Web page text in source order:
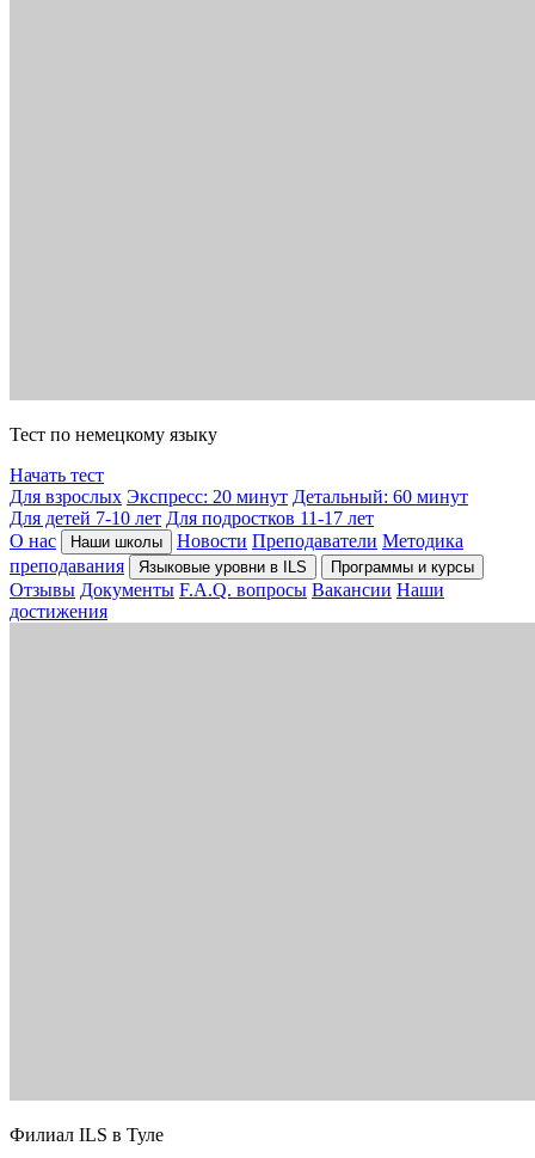
Тест по немецкому языку
Начать тест
Для взрослых Экспресс: 20 минут Детальный: 60 минут
Для детей 7-10 лет Для подростков 11-17 лет
О нас
Наши школы Новости Преподаватели Методика
преподавания
Языковые уровни в ILS Программы и курсы
Отзывы Документы F.A.Q. вопросы Вакансии Наши
достижения
Филиал ILS в Туле